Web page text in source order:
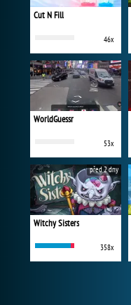
Cut N Fill
46x
WorldGuessr
53x
Witchy Sisters
358x
před 2 dny